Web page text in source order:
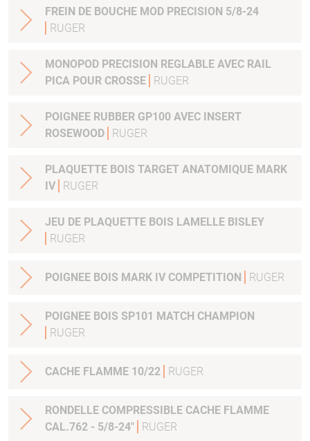
FREIN DE BOUCHE MOD PRECISION 5/8-24
RUGER
MONOPOD PRECISION REGLABLE AVEC RAIL
PICA POUR CROSSE
RUGER
POIGNEE RUBBER GP100 AVEC INSERT
ROSEWOOD
RUGER
PLAQUETTE BOIS TARGET ANATOMIQUE MARK
IV
RUGER
JEU DE PLAQUETTE BOIS LAMELLE BISLEY
RUGER
POIGNEE BOIS MARK IV COMPETITION RUGER
POIGNEE BOIS SP101 MATCH CHAMPION
RUGER
CACHE FLAMME 10/22 RUGER
RONDELLE COMPRESSIBLE CACHE FLAMME
CAL.762 - 5/8-24"
RUGER